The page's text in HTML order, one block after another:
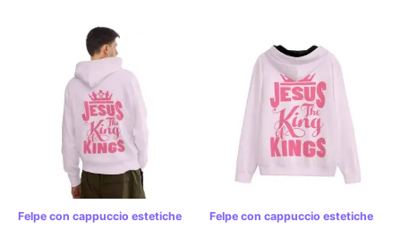
Felpe con cappuccio estetiche Felpe con cappuccio estetiche